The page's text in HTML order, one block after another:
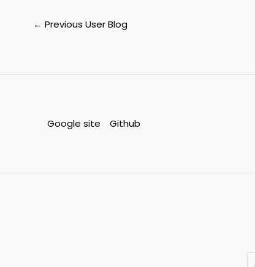
← Previous User Blog
Google site Github